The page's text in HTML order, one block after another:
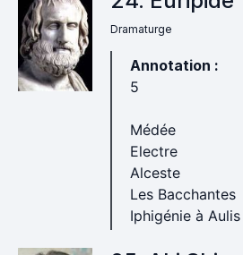
Dramaturge
Annotation :
5
Médée
Electre
Alceste
Les Bacchantes
Iphigénie à Aulis